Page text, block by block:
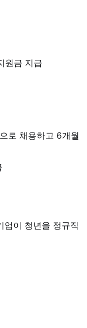
원금 지급
로 채용하고 6개월
업이 청년을 정규직